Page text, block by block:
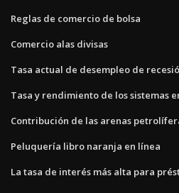
Reglas de comercio de bolsa
Comercio alas divisas
Tasa actual de desempleo de
Tasa y rendimiento de los sistemas
Contribución de las arenas
Peluquería libro naranja en línea
La tasa de interés más alta para